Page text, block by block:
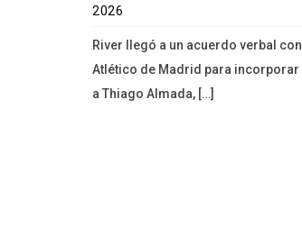
2026
River llegó a un acuerdo verbal con
Atlético de Madrid para incorporar
a Thiago Almada, […]